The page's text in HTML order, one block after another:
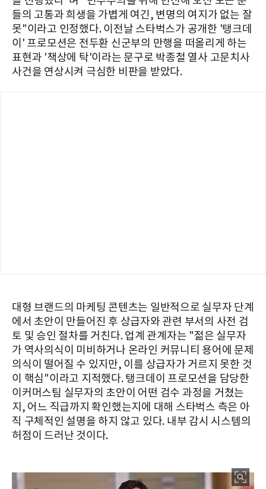
들의 고통과 희생을 가볍게 여긴, 변명의 여지가 없는 잘
못"이라고 인정했다. 이전날 스타벅스가 공개한 '탱크데
이' 프로모션은 전두환 신군부의 만행을 떠올리게 하는
표현과 '책상에 탁'이라는 문구로 박종철 열사 고문치사
사건을 연상시켜 극심한 비판을 받았다.
대형 브랜드의 마케팅 콘텐츠는 일반적으로 실무자 단계
에서 초안이 만들어진 후 상급자와 관련 부서의 사전 검
토 및 승인 절차를 거친다. 업계 관계자는 "젊은 실무자
가 역사의식이 미비하거나 온라인 커뮤니티 용어에 문제
의식이 떨어질 수 있지만, 이를 상급자가 거르지 못한 것
이 핵심"이라고 지적했다. 탱크데이 프로모션을 담당한
이커머스팀 실무자의 초안이 어떤 검수 과정을 거쳤는
지, 어느 직급까지 확인했는지에 대해 스타벅스 측은 아
직 구체적인 설명을 하지 않고 있다. 내부 감시 시스템의
허점이 드러난 것이다.